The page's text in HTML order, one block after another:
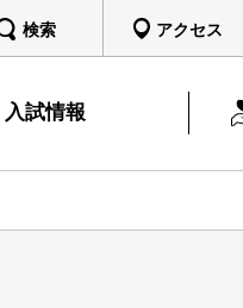
検索 アクセス
入試情報